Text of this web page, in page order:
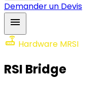
Demander un Devis
menu
router Hardware MRSI
RSI Bridge